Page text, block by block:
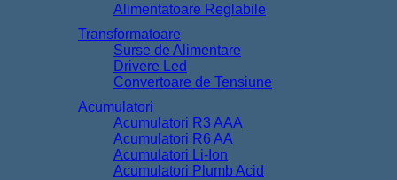
Alimentatoare Reglabile
Transformatoare
Surse de Alimentare
Drivere Led
Convertoare de Tensiune
Acumulatori
Acumulatori R3 AAA
Acumulatori R6 AA
Acumulatori Li-Ion
Acumulatori Plumb Acid